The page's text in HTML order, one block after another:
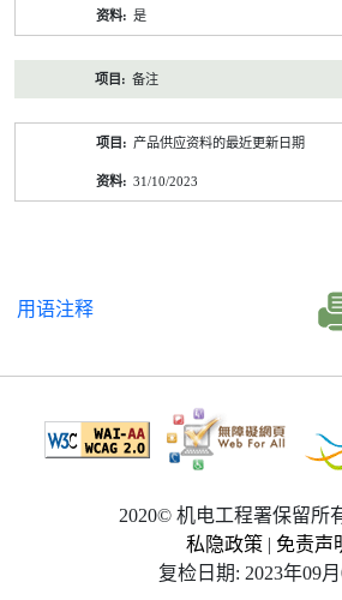
是
备注
产品供应资料的最近更新日期
31/10/2023
用语注释
2020© 机电工程署保留所
私隐政策 | 免责声
复检日期: 2023年09月